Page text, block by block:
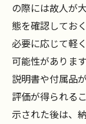
の際には故人が
態を確認してお
必要に応じて軽
可能性がありま
説明書や付属品
評価が得られる
示された後は、